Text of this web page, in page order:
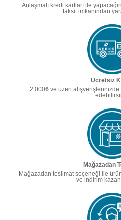
Anlaşmalı kredi kartları ile
taksit imkanından
Ücretsiz
2.000₺ ve üzeri
Mağazadan
Mağazadan teslimat seçeneği ile
ve indirim